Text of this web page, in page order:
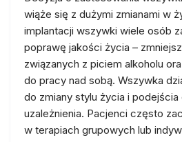
wiąże się z dużymi zmianami w
implantacji wszywki wiele osób
poprawę jakości życia –
związanych z piciem alkoholu
do pracy nad sobą. Wszywka
do zmiany stylu życia i podejścia
uzależnienia. Pacjenci często
w terapiach grupowych lub